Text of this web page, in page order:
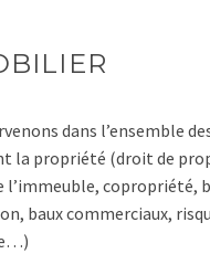
dans l’ensemble
la propriété (droit de
l’immeuble, copropriété,
baux commerciaux,